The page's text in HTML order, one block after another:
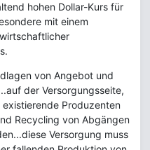
hohen Dollar-Kurs für
mit einem
von Angebot und
der Versorgungsseite,
existierende Produzenten
Recycling von Abgängen
Versorgung muss